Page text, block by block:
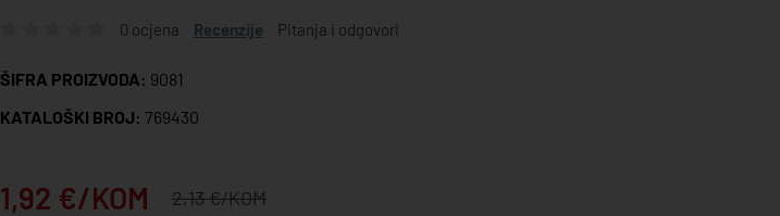
0 ocjena Recenzije Pitanja i odgovori
ŠIFRA PROIZVODA: 9081
KATALOŠKI BROJ: 769430
1,92 €/KOM 2,13 €/KOM